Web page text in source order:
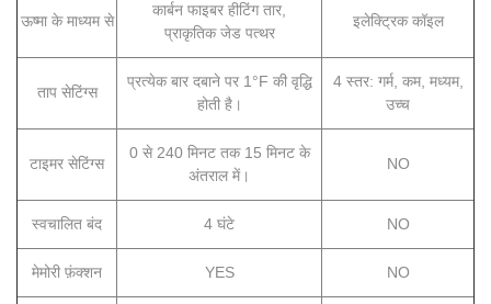
ऊष्मा के माध्यम से
कार्बन फाइबर हीटिंग तार,
प्राकृतिक जेड पत्थर
इलेक्ट्रिक कॉइल
ताप सेटिंग्स
प्रत्येक बार दबाने पर 1°F की वृद्धि
होती है।
4 स्तर: गर्म, कम, मध्यम,
उच्च
टाइमर सेटिंग्स
0 से 240 मिनट तक 15 मिनट के
अंतराल में।
NO
स्वचालित बंद 4 घंटे NO
मेमोरी फ़ंक्शन YES NO